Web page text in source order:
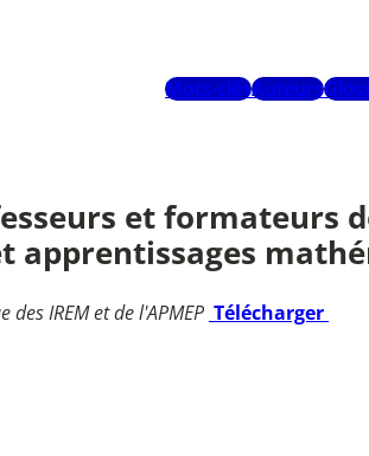
Mots-clésAuteurs
et formateurs
IREM et de l'APMEP Télécharger